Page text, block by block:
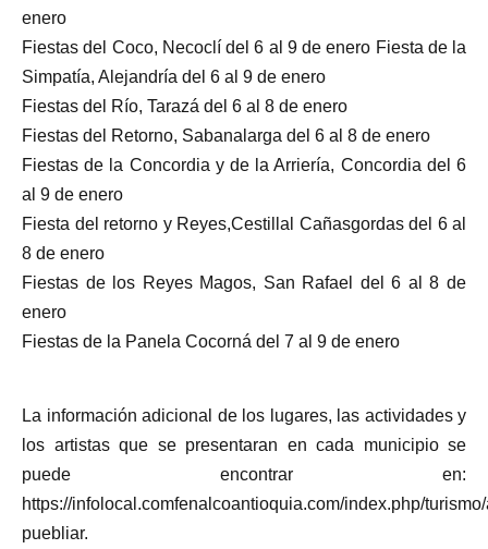
enero
Fiestas del Coco, Necoclí del 6 al 9 de enero Fiesta de la
Simpatía, Alejandría del 6 al 9 de enero
Fiestas del Río, Tarazá del 6 al 8 de enero
Fiestas del Retorno, Sabanalarga del 6 al 8 de enero
Fiestas de la Concordia y de la Arriería, Concordia del 6
al 9 de enero
Fiesta del retorno y Reyes,Cestillal Cañasgordas del 6 al
8 de enero
Fiestas de los Reyes Magos, San Rafael del 6 al 8 de
enero
Fiestas de la Panela Cocorná del 7 al 9 de enero
La información adicional de los lugares, las actividades y
los artistas que se presentaran en cada municipio se
puede encontrar en:
https://infolocal.comfenalcoantioquia.com/index.php/
puebliar.